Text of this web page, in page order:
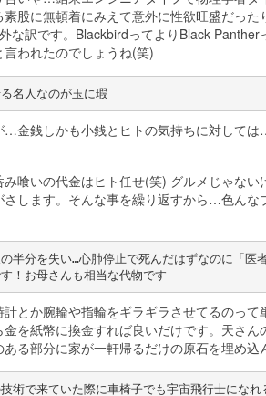
股に無頓着にみえて意外に性欲旺盛だっ
な訳です。BlackbirdってよりBlack
言われたのでしょうね(笑)
名人なのが玉に瑕
…金銭しかも小銭とヒトの気持ちに対して
喰いの代金はヒト任せ(笑) グルメじゃな
します。そんな事を繰り返すから…色ん
半分を失い…心肺停止で死んだはずなのに「医
！お母さんも相当な代物です
とか腕輪や指輪をギラギラさせてるのっ
を紙幣に換金すれば良いだけです。天さ
る部分に家が一軒帰るだけの原石を埋め
術で来ていた際に車椅子でも宇宙飛行士にな